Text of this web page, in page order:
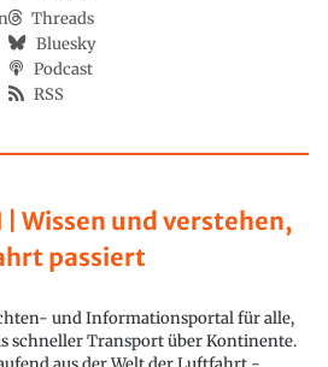
| Wissen und verstehen,
passiert
und Informationsportal für alle,
schneller Transport über Kontinente.
Threads
Bluesky
Podcast
RSS